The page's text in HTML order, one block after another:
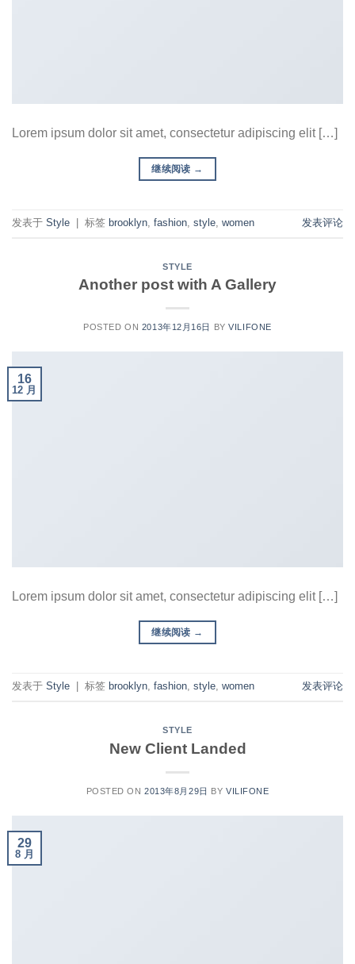
Lorem ipsum dolor sit amet, consectetur adipiscing elit […]
继续阅读 →
发表于 Style 标签 brooklyn, fashion, style, women 发表评论
STYLE
Another post with A Gallery
POSTED ON 2013年12月16日 BYVILIFONE
16
12 月
Lorem ipsum dolor sit amet, consectetur adipiscing elit […]
继续阅读 →
发表于 Style 标签 brooklyn, fashion, style, women 发表评论
STYLE
New Client Landed
POSTED ON2013年8月29日 BY VILIFONE
29
8 月